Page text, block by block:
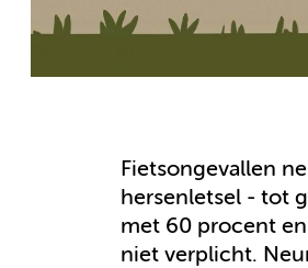
Fietsongevallen
hersenletsel - tot
met 60 procent
niet verplicht.